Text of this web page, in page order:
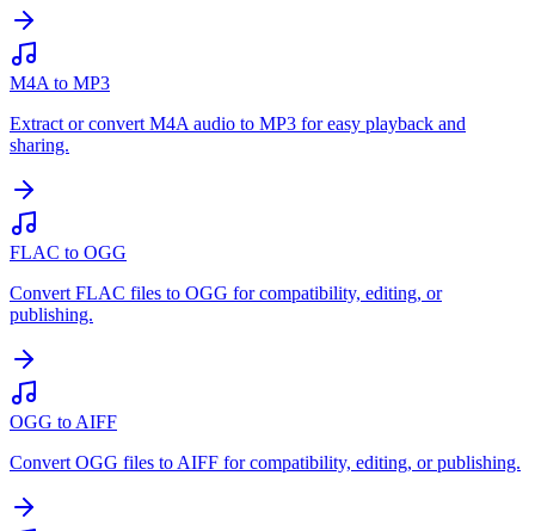
M4A to MP3
Extract or convert M4A audio to MP3 for easy playback and
sharing.
FLAC to OGG
Convert FLAC files to OGG for compatibility, editing, or
publishing.
OGG to AIFF
Convert OGG files to AIFF for compatibility, editing, or publishing.